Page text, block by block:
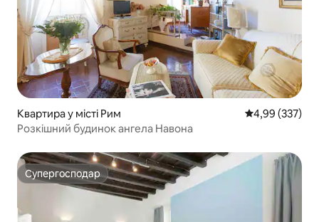
Квартира у місті Рим Середня
4,99 (337)
Розкішний будинок ангела Навона
Супергосподар
Супергосподар